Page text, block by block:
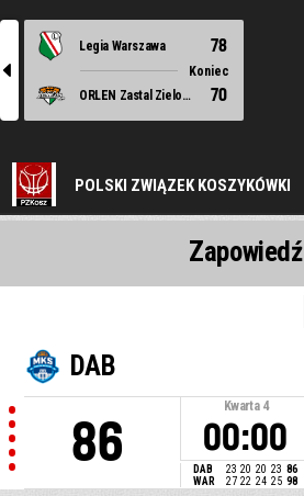
l
Legia Warszawa 78
Koniec
ORLEN Zastal Zielona Góra
70
POLSKI ZWIĄZEK KOSZYKÓWKI
DAB
86
Kwarta 4
00:00
DAB 23 20 20 23 86
WAR
27 22 24 25 98
Zapowiedź